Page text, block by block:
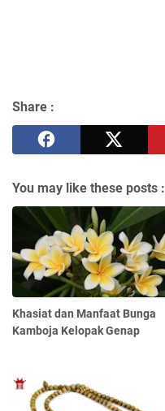
Share :
You may like these posts :
Khasiat dan Manfaat Bunga
Kamboja Kelopak Genap